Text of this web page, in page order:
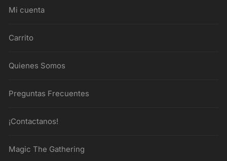
Mi cuenta
Carrito
Quienes Somos
Preguntas Frecuentes
¡Contactanos!
Magic The Gathering